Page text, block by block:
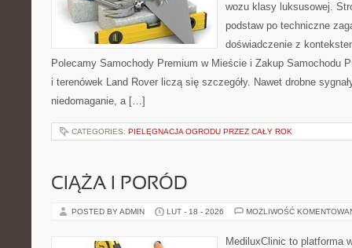
wozu klasy luksusowej.
podstaw po techniczne
doświadczenie z
Polecamy Samochody Premium w Mieście i Zakup Samochodu
i terenówek Land Rover liczą się szczegóły. Nawet drobne
niedomaganie, a […]
CATEGORIES: PIELĘGNACJA OGRODU PRZEZ CAŁY ROK
CIĄŻA I PORÓD
POSTED BY ADMIN LUT - 18 - 2026 MOŻLIWOŚĆ
MediluxClinic to platforma